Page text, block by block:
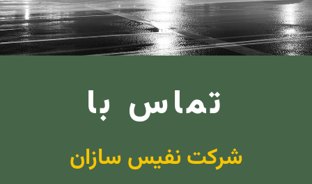
تماس با
شرکت نفیس سازان